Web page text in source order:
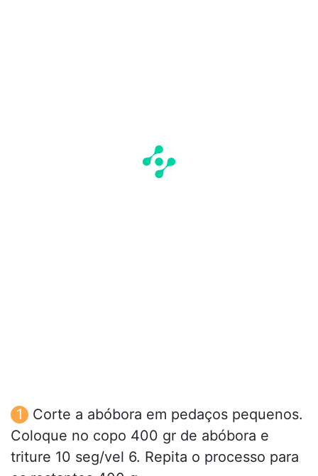
Corte a abóbora em pedaços pequenos.
Coloque no copo 400 gr de abóbora e
triture 10 seg/vel 6. Repita o processo para